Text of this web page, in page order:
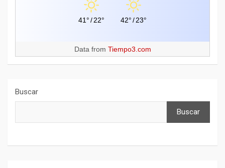
41°/22° 42°/23°
Data from Tiempo3.com
Buscar
Buscar